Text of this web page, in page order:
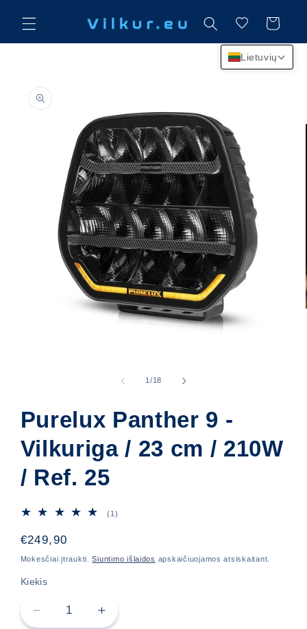
turinį
Krepšelis
informacijos
apie gaminį
1 /iš
18
Purelux Panther 9 -
Vilkuriga / 23 cm / 210W
/ Ref. 25
(1)
Įprasta
kaina
€249,90
Mokesčiai įtraukti.Siuntimo išlaidos apskaičiuojamos atsiskaitant.
Kiekis
Sumažinti
Padidinti
Lietuvių